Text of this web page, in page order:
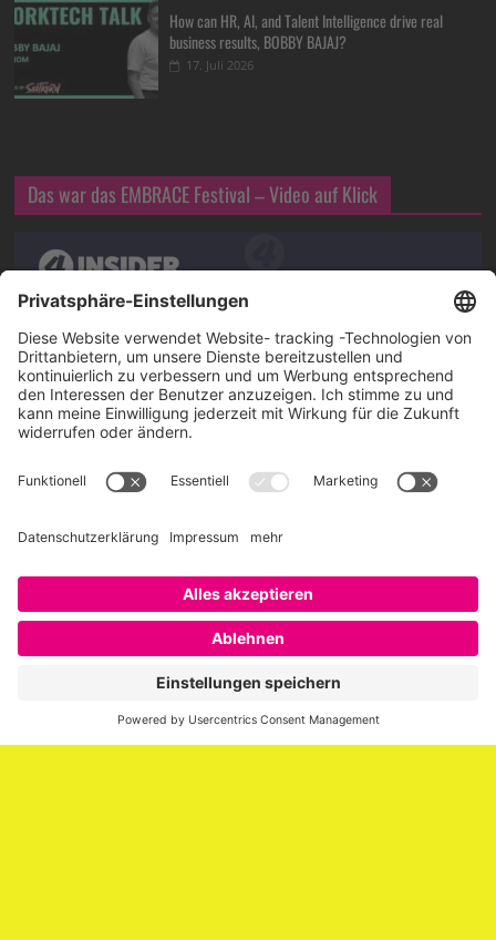
How can HR, AI, and Talent Intelligence drive real
business results, BOBBY BAJAJ?
17. Juli 2026
Das war das EMBRACE Festival – Video auf Klick
Über SAATKORN
SAATKORN ist der Blog von Gero Hesse. Seit 2009 schreibt
er über die Themen Employer Branding,